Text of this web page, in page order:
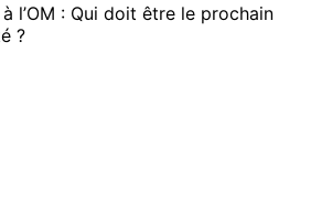
l’OM : Qui doit être le prochain
?